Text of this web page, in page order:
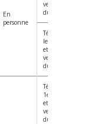
En
personne
vendredis
du mois.
Télétravail
les 2ème
et 4ème
vendredis
du mois.
Télétravail
1er, 3ème
et 5ème
vendredis
du mois.